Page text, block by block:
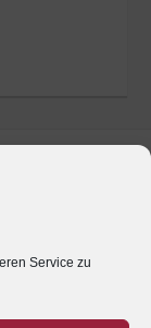
Service zu